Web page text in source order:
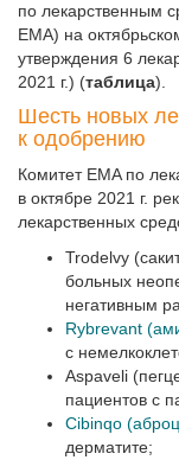
по лекарственным
EMA) на
утверждения 6
2021 г.) (таблица).
Шесть новых
к одобрению
Комитет EMA по
в октябре 2021 г.
лекарственных
Trodelvy
больных
негативным
Rybrevant
с
Aspaveli
пациентов с
Cibinqo
дерматите;